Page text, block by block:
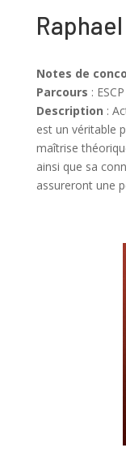
Raphael
Notes de
Parcours : ESCP
Description :
est un véritable
maîtrise
ainsi que sa
assureront une